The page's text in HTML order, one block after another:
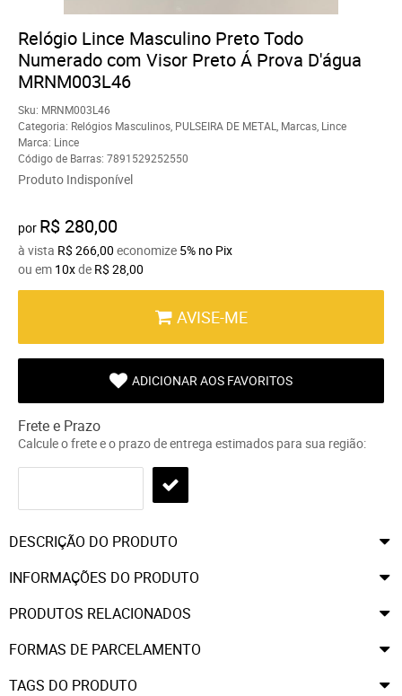
Relógio Lince Masculino Preto Todo
Numerado com Visor Preto Á Prova D'água
MRNM003L46
Sku: MRNM003L46
Categoria: Relógios Masculinos PULSEIRA DE METAL Marcas Lince
Marca: Lince
Código de Barras: 7891529252550
Produto Indisponível
por R$ 280,00
à vista R$ 266,00 economize 5% no Pix
ou em 10xde R$ 28,00
AVISE-ME
ADICIONAR AOS FAVORITOS
Frete e Prazo
Calcule o frete e o prazo de entrega estimados para sua região:
DESCRIÇÃO DO PRODUTO
INFORMAÇÕES DO PRODUTO
PRODUTOS RELACIONADOS
FORMAS DE PARCELAMENTO
TAGS DO PRODUTO